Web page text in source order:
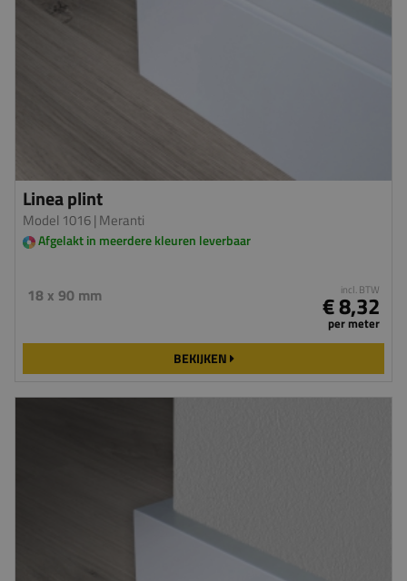
Linea plint
Model 1016| Meranti
Afgelakt in meerdere kleuren leverbaar
18 x 90 mm incl. BTW
€ 8,32
per meter
BEKIJKEN